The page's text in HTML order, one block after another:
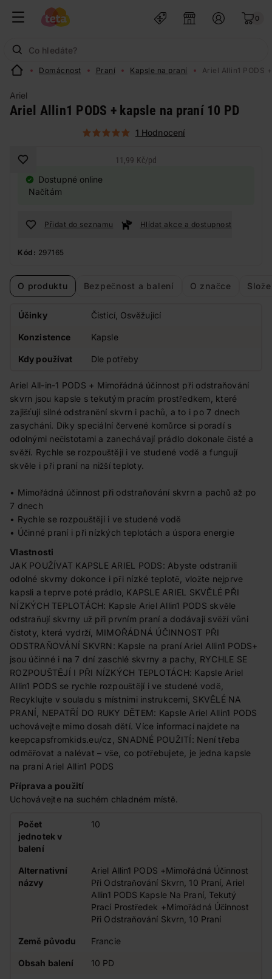
0
Domácnost Praní Kapsle na praní Ariel Allin1 PODS
Ariel
Ariel Allin1 PODS + kapsle na praní 10 PD
1 Hodnocení
11,99 Kč/pd
Dostupné online
Načítám
Přidat do seznamu Hlídat akce a dostupnost
Kód: 297165
O produktu Bezpečnost a balení O značce
Účinky Čistící, Osvěžující
Konzistence Kapsle
Kdy používat Dle potřeby
Ariel All-in-1 PODS + Mimořádná účinnost při odstraňování
skvrn jsou kapsle s tekutým pracím prostředkem, které
zajišťují silné odstranění skvrn i pachů, a to i po 7 dnech
zasychání. Díky speciální červené komůrce si poradí s
odolnými nečistotami a zanechávají prádlo dokonale čisté a
svěží. Rychle se rozpouštějí i ve studené vodě a fungují
skvěle i při praní na nižší teploty.
• Mimořádná účinnost při odstraňování skvrn a pachů až po
7 dnech
• Rychle se rozpouštějí i ve studené vodě
• Účinné praní i při nízkých teplotách a úspora energie
Vlastnosti
JAK POUŽÍVAT KAPSLE ARIEL PODS: Abyste odstranili
odolné skvrny dokonce i při nízké teplotě, vložte nejprve
kapsli a teprve poté prádlo, KAPSLE ARIEL SKVĚLÉ PŘI
NÍZKÝCH TEPLOTÁCH: Kapsle Ariel Allin1 PODS skvěle
odstraňují skvrny už při prvním praní a dodávají svěží vůni
čistoty, která vydrží, MIMOŘÁDNÁ ÚČINNOST PŘI
ODSTRAŇOVÁNÍ SKVRN: Kapsle na praní Ariel Allin1 PODS+
jsou účinné i na 7 dní zaschlé skvrny a pachy, RYCHLE SE
ROZPOUŠTĚJÍ I PŘI NÍZKÝCH TEPLOTÁCH: Kapsle Ariel
Allin1 PODS se rychle rozpouštějí i ve studené vodě,
Recyklujte v souladu s místními instrukcemi, SKVĚLÉ NA
PRANÍ, NEPATŘÍ DO RUKY DĚTEM: Kapsle Ariel Allin1 PODS
uchovávejte mimo dosah dětí. Více informací najdete na
keepcapsfromkids.eu/cz, SNADNÉ POUŽITÍ: Není třeba
odměřovat a nalévat – vše, co potřebujete, je jedna kapsle
na praní Ariel Allin1 PODS
Příprava a použití
Uchovávejte na suchém chladném místě.
Počet
jednotek v
balení
10
Alternativní
názvy
Ariel Allin1 PODS +Mimořádná Účinnost
Při Odstraňování Skvrn, 10 Praní, Ariel
Allin1 PODS Kapsle Na Praní, Tekutý
Prací Prostředek +Mimořádná Účinnost
Při Odstraňování Skvrn, 10 Praní
Země původu Francie
Obsah balení 10 PD